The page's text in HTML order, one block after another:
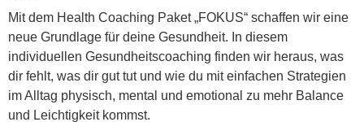
Mit dem Health Coaching Paket „FOKUS“ schaffen wir eine
neue Grundlage für deine Gesundheit. In diesem
individuellen Gesundheitscoaching finden wir heraus, was
dir fehlt, was dir gut tut und wie du mit einfachen Strategien
im Alltag physisch, mental und emotional zu mehr Balance
und Leichtigkeit kommst.